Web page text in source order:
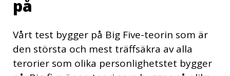
på
Vårt test bygger på Big Five-teorin som är
den största och mest träffsäkra av alla
terorier som olika personlighetstet bygger